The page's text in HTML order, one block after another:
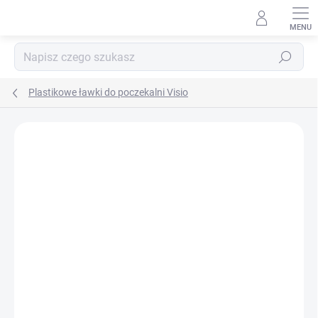
Szukaj
Plastikowe ławki do poczekalni Visio